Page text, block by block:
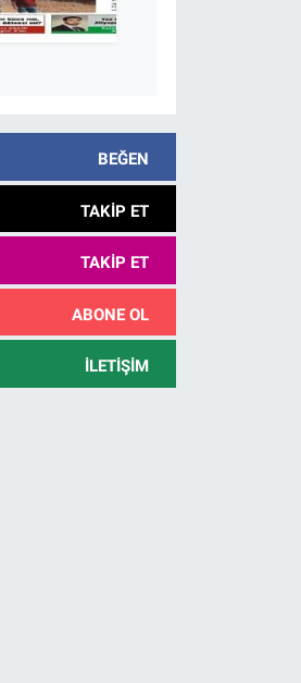
BEĞEN
TAKIP ET
TAKIP ET
ABONE OL
İLETIŞIM